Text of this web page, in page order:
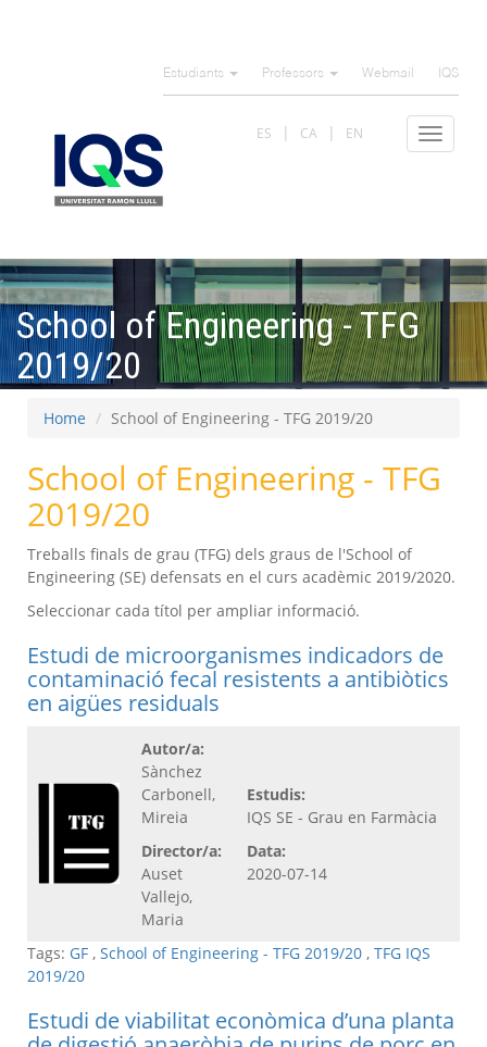
Estudiants Professors Webmail IQS
Toggle
ES CA EN
School of Engineering - TFG
2019/20
Home School of Engineering - TFG 2019/20
School of Engineering - TFG
2019/20
Treballs finals de grau (TFG) dels graus de l'School of
Engineering (SE) defensats en el curs acadèmic 2019/2020.
Seleccionar cada títol per ampliar informació.
Estudi de microorganismes indicadors de
contaminació fecal resistents a antibiòtics
en aigües residuals
Autor/a:
Sànchez
Carbonell,
Mireia
Director/a:
Auset
Vallejo,
Maria
Estudis:
IQS SE - Grau en Farmàcia
Data:
2020-07-14
Tags: GF , School of Engineering - TFG 2019/20 , TFG IQS
2019/20
Estudi de viabilitat econòmica d’una planta